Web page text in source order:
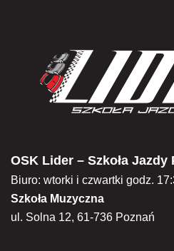
OSK Lider – Szkoła Jazdy
Biuro: wtorki i czwartki godz.
Szkoła Muzyczna
ul. Solna 12, 61-736 Poznań